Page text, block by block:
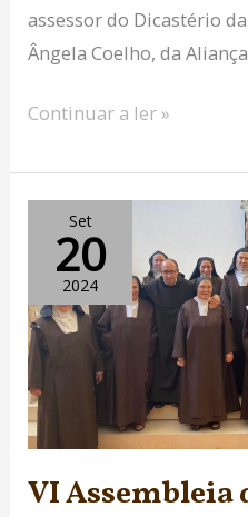
assessor do Dicastério
Ângela Coelho, da
Continuar a ler »
Set
20
2024
VI Assembleia
Assembleia
Carmelos